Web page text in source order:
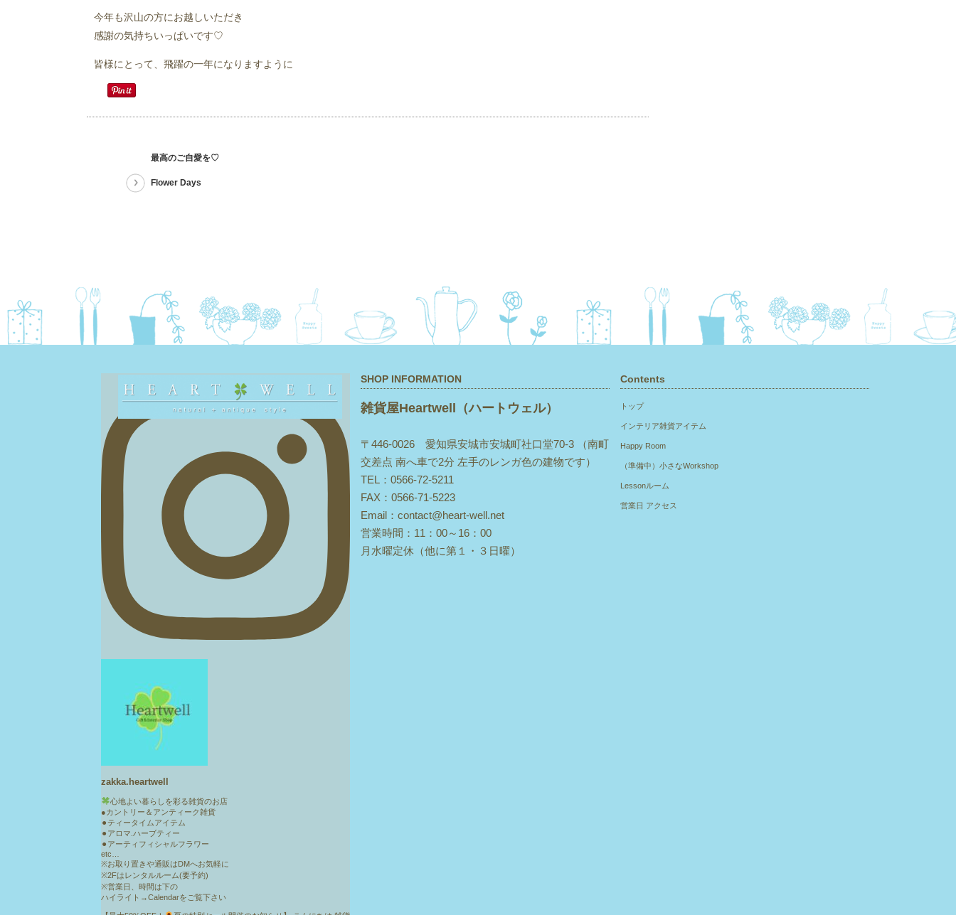
今年も沢山の方にお越しいただき
感謝の気持ちいっぱいです♡
皆様にとって、飛躍の一年になりますように
最高のご自愛を♡
Flower Days
zakka.heartwell
心地よい暮らしを彩る雑貨のお店
●カントリー＆アンティーク雑貨
⚫︎ティータイムアイテム
⚫︎アロマ.ハーブティー
⚫︎アーティフィシャルフラワー
etc…
※お取り置きや通販はDMへお気軽に
※2Fはレンタルルーム(要予約)
※営業日、時間は下の
ハイライト→Calendarをご覧下さい
SHOP INFORMATION
雑貨屋Heartwell（ハートウェル）
〒446-0026 愛知県安城市安城町社口堂70-3 （南町
交差点 南へ車で2分 左手のレンガ色の建物です）
TEL：0566-72-5211
FAX：0566-71-5223
Email：contact@heart-well.net
営業時間：11：00～16：00
月水曜定休（他に第１・３日曜）
Contents
トップ
インテリア雑貨アイテム
Happy Room
（準備中）小さなWorkshop
Lessonルーム
営業日 アクセス